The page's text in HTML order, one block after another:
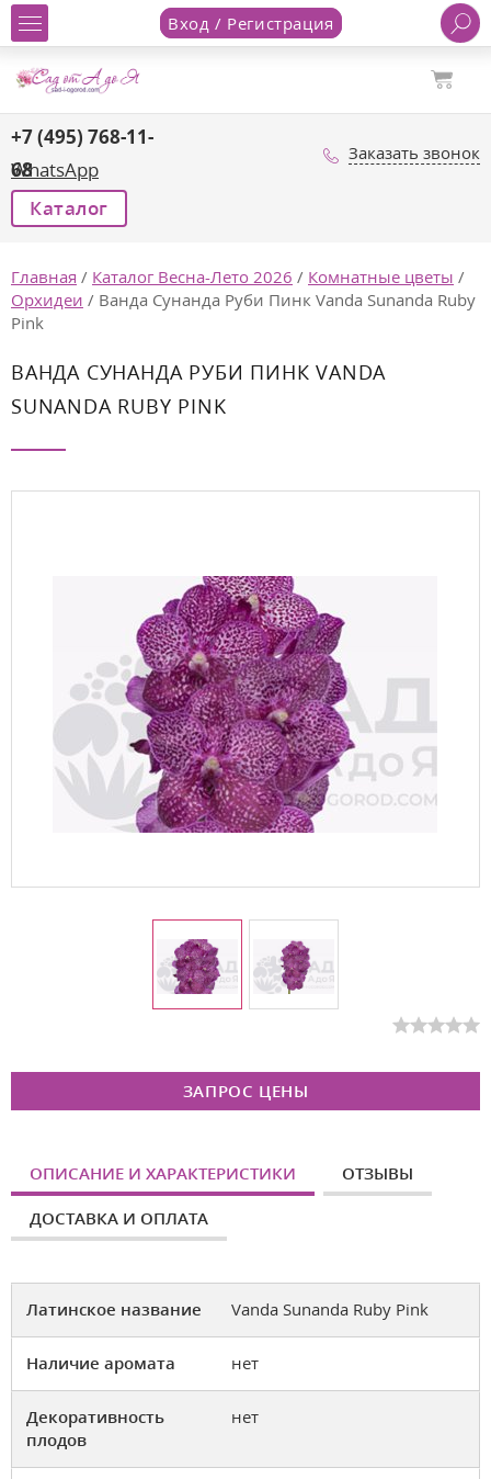
Вход / Регистрация
+7 (495) 768-11-
68
WhatsApp
Заказать звонок
Каталог
Главная / Каталог Весна-Лето 2026 / Комнатные цветы /
Орхидеи / Ванда Сунанда Руби Пинк Vanda Sunanda Ruby
Pink
ВАНДА СУНАНДА РУБИ ПИНК VANDA
SUNANDA RUBY PINK
ЗАПРОС ЦЕНЫ
ОПИСАНИЕ И ХАРАКТЕРИСТИКИ ОТЗЫВЫ
ДОСТАВКА И ОПЛАТА
Латинское название Vanda Sunanda Ruby Pink
Наличие аромата нет
Декоративность
плодов
нет